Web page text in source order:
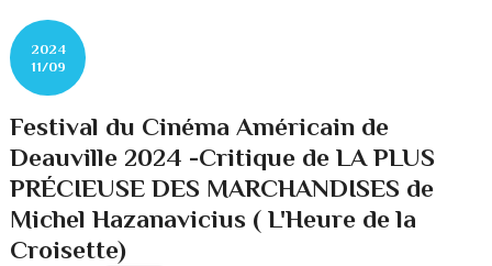
2024
11/09
Festival du Cinéma Américain de
Deauville 2024 -Critique de LA PLUS
PRÉCIEUSE DES MARCHANDISES de
Michel Hazanavicius ( L'Heure de la
Croisette)